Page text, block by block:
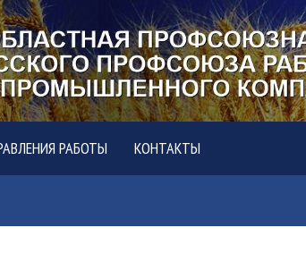
РАБОТЫ КОНТАКТЫ